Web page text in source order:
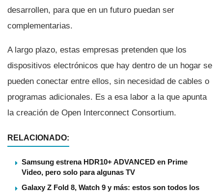
desarrollen, para que en un futuro puedan ser
complementarias.
A largo plazo, estas empresas pretenden que los
dispositivos electrónicos que hay dentro de un hogar se
pueden conectar entre ellos, sin necesidad de cables o
programas adicionales. Es a esa labor a la que apunta
la creación de Open Interconnect Consortium.
RELACIONADO:
Samsung estrena HDR10+ ADVANCED en Prime
Video, pero solo para algunas TV
Galaxy Z Fold 8, Watch 9 y más: estos son todos los